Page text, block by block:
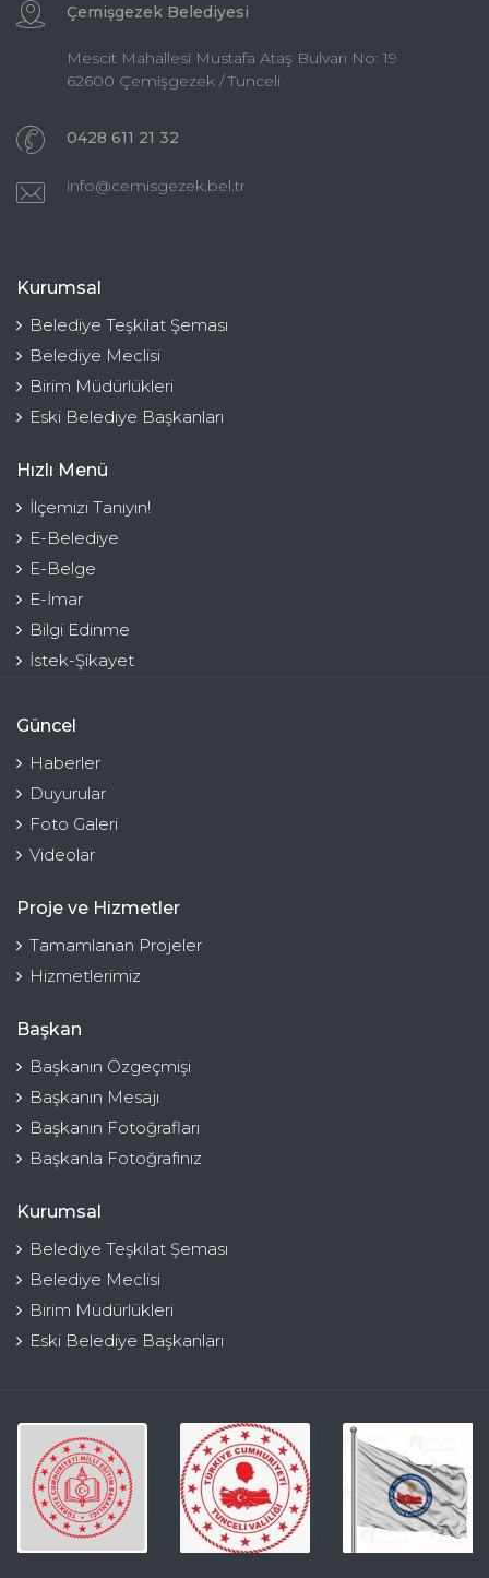
Çemişgezek Belediyesi
Mescit Mahallesi Mustafa Ataş Bulvarı No: 19
62600 Çemişgezek / Tunceli
0428 611 21 32
info@cemisgezek.bel.tr
Kurumsal
Belediye Teşkilat Şeması
Belediye Meclisi
Birim Müdürlükleri
Eski Belediye Başkanları
Hızlı Menü
İlçemizi Tanıyın!
E-Belediye
E-Belge
E-İmar
Bilgi Edinme
İstek-Şikayet
Güncel
Haberler
Duyurular
Foto Galeri
Videolar
Proje ve Hizmetler
Tamamlanan Projeler
Hizmetlerimiz
Başkan
Başkanın Özgeçmişi
Başkanın Mesajı
Başkanın Fotoğrafları
Başkanla Fotoğrafınız
Kurumsal
Belediye Teşkilat Şeması
Belediye Meclisi
Birim Müdürlükleri
Eski Belediye Başkanları